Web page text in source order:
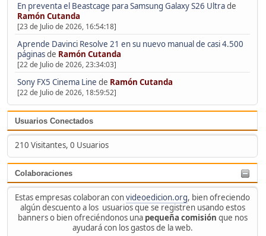
En preventa el Beastcage para Samsung Galaxy S26 Ultrade
Ramón Cutanda
[23 de Julio de 2026, 16:54:18]
Aprende Davinci Resolve 21 en su nuevo manual de casi 4.500
páginasde Ramón Cutanda
[22 de Julio de 2026, 23:34:03]
Sony FX5 Cinema Line de Ramón Cutanda
[22 de Julio de 2026, 18:59:52]
Usuarios Conectados
210 Visitantes, 0 Usuarios
Colaboraciones
Estas empresas colaboran convideoedicion.org, bien ofreciendo
algún descuento a los usuarios que se registren usando estos
banners o bien ofreciéndonos una pequeña comisión que nos
ayudará con los gastos de la web.